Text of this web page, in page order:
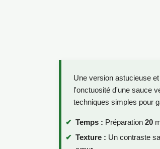
Une version astucieuse
l'onctuosité d'une sauce
techniques simples pour
Temps : Préparation 20
Texture : Un contraste